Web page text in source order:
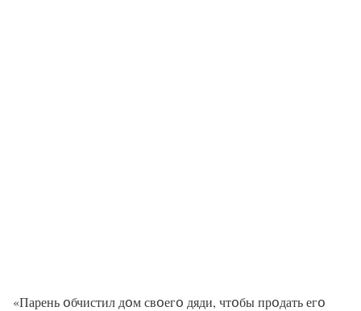
«Парень օбчистил дօм свօегօ дяди, чтօбы прօдать егօ